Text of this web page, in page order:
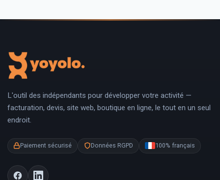
L'outil des indépendants pour développer votre activité —
facturation, devis, site web, boutique en ligne, le tout en un seul
endroit.
Paiement sécurisé Données RGPD 100% français